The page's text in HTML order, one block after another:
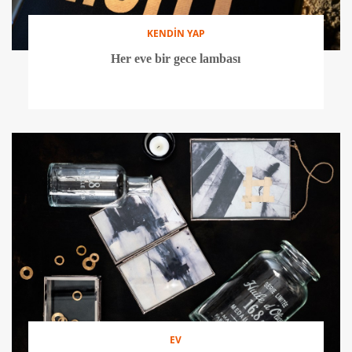
KENDİN YAP
Her eve bir gece lambası
EV